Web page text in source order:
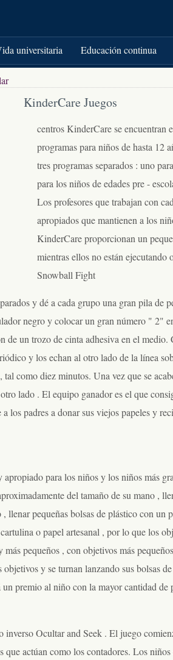
universitaria Educación continua
KinderCare Juegos
centros KinderCare se encuentran
programas para niños de hasta 12
tres programas separados : uno
para los niños de edades pre -
Los profesores que trabajan con
apropiados que mantienen a los
KinderCare proporcionan un
mientras ellos no están ejecutando
Snowball Fight
y dé a cada grupo una gran pila de
negro y colocar un gran número " 2"
de un trozo de cinta adhesiva en el
y los echan al otro lado de la línea
como diez minutos. Una vez que se
lado . El equipo ganador es el que
los padres a donar sus viejos papeles y
para los niños y los niños más
del tamaño de su mano ,
llenar pequeñas bolsas de plástico con un
o papel artesanal , por lo que los
pequeños , con objetivos más
y se turnan lanzando sus bolsas
premio al niño con la mayor cantidad de
inverso Ocultar and Seek . El juego
que actúan como los contadores. Los